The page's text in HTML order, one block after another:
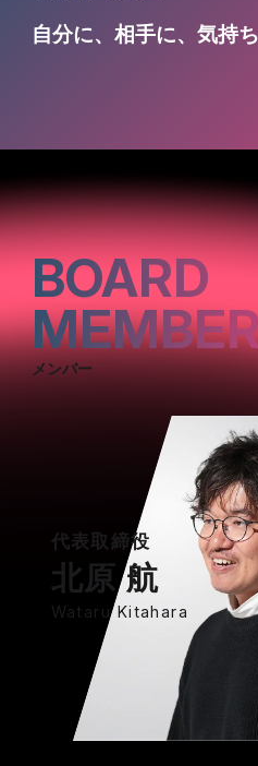
自分に、相手に、気持
BOARD
メンバー
代表取締役
北原 航
Wataru Kitahara